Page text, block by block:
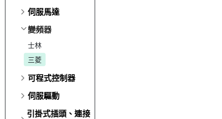
伺服馬達
變頻器
士林
三菱
可程式控制器
伺服驅動
引掛式插頭、連接